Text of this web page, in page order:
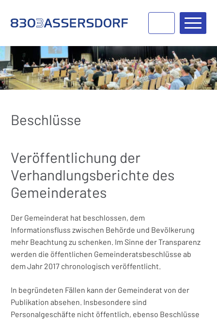
Navigieren in Bassersdorf
Beschlüsse
Veröffentlichung der
Verhandlungsberichte des
Gemeinderates
Der Gemeinderat hat beschlossen, dem
Informationsfluss zwischen Behörde und Bevölkerung
mehr Beachtung zu schenken. Im Sinne der Transparenz
werden die öffentlichen Gemeinderatsbeschlüsse ab
dem Jahr 2017 chronologisch veröffentlicht.
In begründeten Fällen kann der Gemeinderat von der
Publikation absehen. Insbesondere sind
Personalgeschäfte nicht öffentlich, ebenso Beschlüsse